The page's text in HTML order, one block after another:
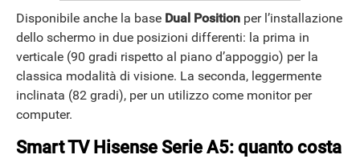
Disponibile anche la base Dual Position per l’installazione
dello schermo in due posizioni differenti: la prima in
verticale (90 gradi rispetto al piano d’appoggio) per la
classica modalità di visione. La seconda, leggermente
inclinata (82 gradi), per un utilizzo come monitor per
computer.
Smart TV Hisense Serie A5: quanto costa